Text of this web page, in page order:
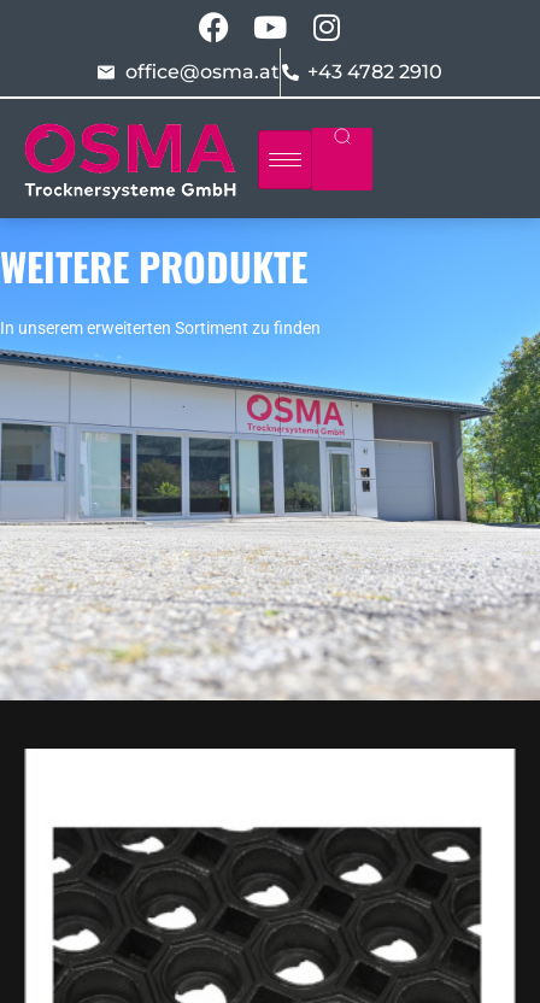
office@osma.at +43 4782 2910
WEITERE PRODUKTE
In unserem erweiterten Sortiment zu finden